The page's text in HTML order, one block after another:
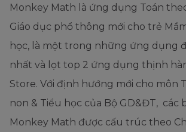
Monkey Math là ứng dụng Toán
Giáo dục phổ thông mới cho trẻ
học, là một trong những ứng dụng
nhất và lọt top 2 ứng dụng thịnh
Store. Với định hướng mới cho môn
non & Tiểu học của Bộ GD&ĐT, các
Monkey Math được cấu trúc theo